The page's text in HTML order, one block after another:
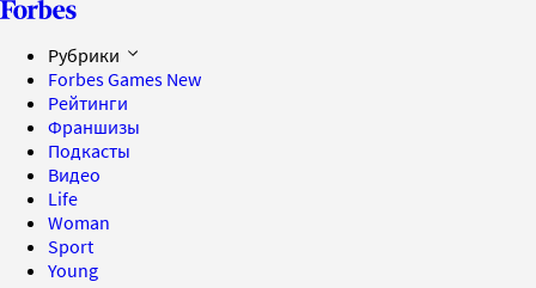
Рубрики
Forbes Games New
Рейтинги
Франшизы
Подкасты
Видео
Life
Woman
Sport
Young